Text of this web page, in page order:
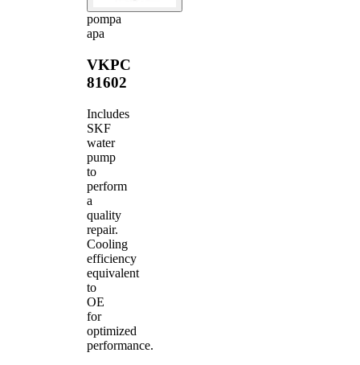
pompa
apa
VKPC
81602
Includes
SKF
water
pump
to
perform
a
quality
repair.
Cooling
efficiency
equivalent
to
OE
for
optimized
performance.